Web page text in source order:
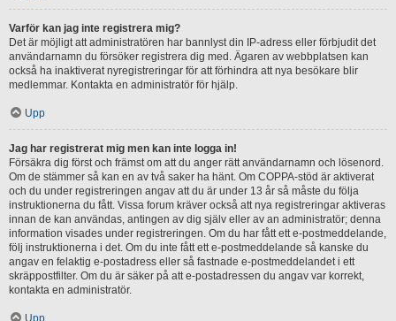
Varför kan jag inte registrera mig?
Det är möjligt att administratören har bannlyst din IP-adress eller förbjudit det
användarnamn du försöker registrera dig med. Ägaren av webbplatsen kan
också ha inaktiverat nyregistreringar för att förhindra att nya besökare blir
medlemmar. Kontakta en administratör för hjälp.
Upp
Jag har registrerat mig men kan inte logga in!
Försäkra dig först och främst om att du anger rätt användarnamn och lösenord.
Om de stämmer så kan en av två saker ha hänt. Om COPPA-stöd är aktiverat
och du under registreringen angav att du är under 13 år så måste du följa
instruktionerna du fått. Vissa forum kräver också att nya registreringar aktiveras
innan de kan användas, antingen av dig själv eller av an administratör; denna
information visades under registreringen. Om du har fått ett e-postmeddelande,
följ instruktionerna i det. Om du inte fått ett e-postmeddelande så kanske du
angav en felaktig e-postadress eller så fastnade e-postmeddelandet i ett
skräppostfilter. Om du är säker på att e-postadressen du angav var korrekt,
kontakta en administratör.
Upp